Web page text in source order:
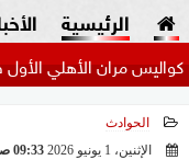
الرئيسية
مران الأهلي الأول في
الحوادث
الإثنين، 1 يونيو 2026
09:33 صـ